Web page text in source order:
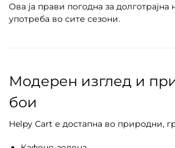
Ова ја прави погодна за
употреба во сите сезони.
Модерен изглед и
бои
Helpy Cart е достапна во природни,